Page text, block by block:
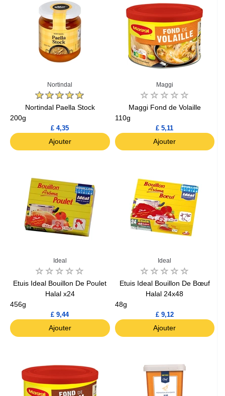
Nortindal
Nortindal Paella Stock
200g
£ 4,35
Ajouter
Maggi
Maggi Fond de Volaille
110g
£ 5,11
Ajouter
Ideal
Etuis Ideal Bouillon De Poulet
Halal x24
456g
£ 9,44
Ajouter
Ideal
Etuis Ideal Bouillon De Bœuf
Halal 24x48
48g
£ 9,12
Ajouter